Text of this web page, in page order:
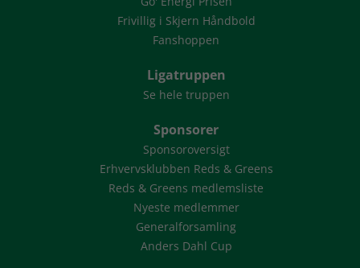
Frivillig i Skjern Håndbold
Fanshoppen
Ligatruppen
Se hele truppen
Sponsorer
Sponsoroversigt
Erhvervsklubben Reds & Greens
Reds & Greens medlemsliste
Nyeste medlemmer
Generalforsamling
Anders Dahl Cup